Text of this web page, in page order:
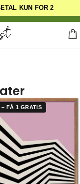
KUN FOR 2
FÅ 1 GRATIS